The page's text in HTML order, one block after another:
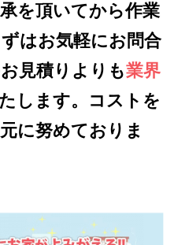
を頂いてから作業
はお気軽にお問合
見積りよりも業界
します。コストを
に努めておりま